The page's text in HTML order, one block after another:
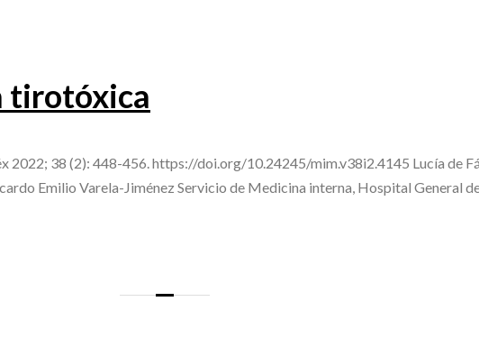
tirotóxica
2022; 38 (2): 448-456. https://doi.org/10.24245/mim.v38i2.4145 Lucía de
Emilio Varela-Jiménez Servicio de Medicina interna, Hospital General